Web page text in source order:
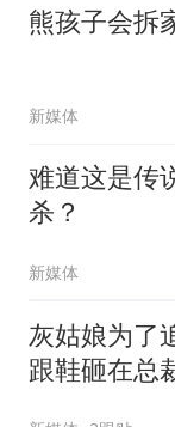
熊孩子会拆
新媒体
难道这是传
杀？
新媒体
灰姑娘为了
跟鞋砸在总